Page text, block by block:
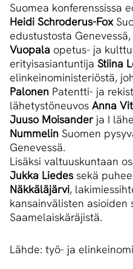
Suomea konferenssissa
Heidi Schroderus-Fox
edustustosta
Vuopala opetus- ja
erityisasiantuntija Stiina
elinkeinoministeriöstä,
Palonen Patentti- ja
lähetystöneuvos Anna
Juuso Moisanderja I
Nummelin Suomen
Genevessä.
Lisäksi valtuuskuntaan
Jukka Liedessekä
Näkkäläjärvi,
kansainvälisten asioiden
Saamelaiskäräjistä.
Lähde: työ- ja